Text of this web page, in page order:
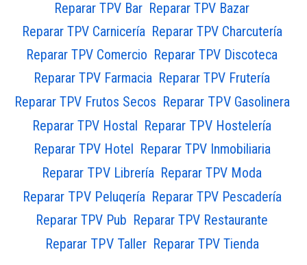
Reparar TPV Bar Reparar TPV Bazar
Reparar TPV Carnicería Reparar TPV Charcutería
Reparar TPV Comercio Reparar TPV Discoteca
Reparar TPV Farmacia Reparar TPV Frutería
Reparar TPV Frutos Secos Reparar TPV Gasolinera
Reparar TPV Hostal Reparar TPV Hostelería
Reparar TPV Hotel Reparar TPV Inmobiliaria
Reparar TPV Librería Reparar TPV Moda
Reparar TPV Peluqería Reparar TPV Pescadería
Reparar TPV Pub Reparar TPV Restaurante
Reparar TPV Taller Reparar TPV Tienda